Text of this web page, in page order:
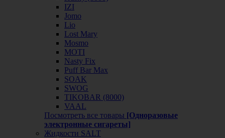
IZI
Jomo
Lio
Lost Mary
Mosmo
MOTI
Nasty Fix
Puff Bar Max
SOAK
SWOG
TIKOBAR (8000)
VAAL
Посмотреть все товары [Одноразовые
электронные сигареты]
Жидкости SALT